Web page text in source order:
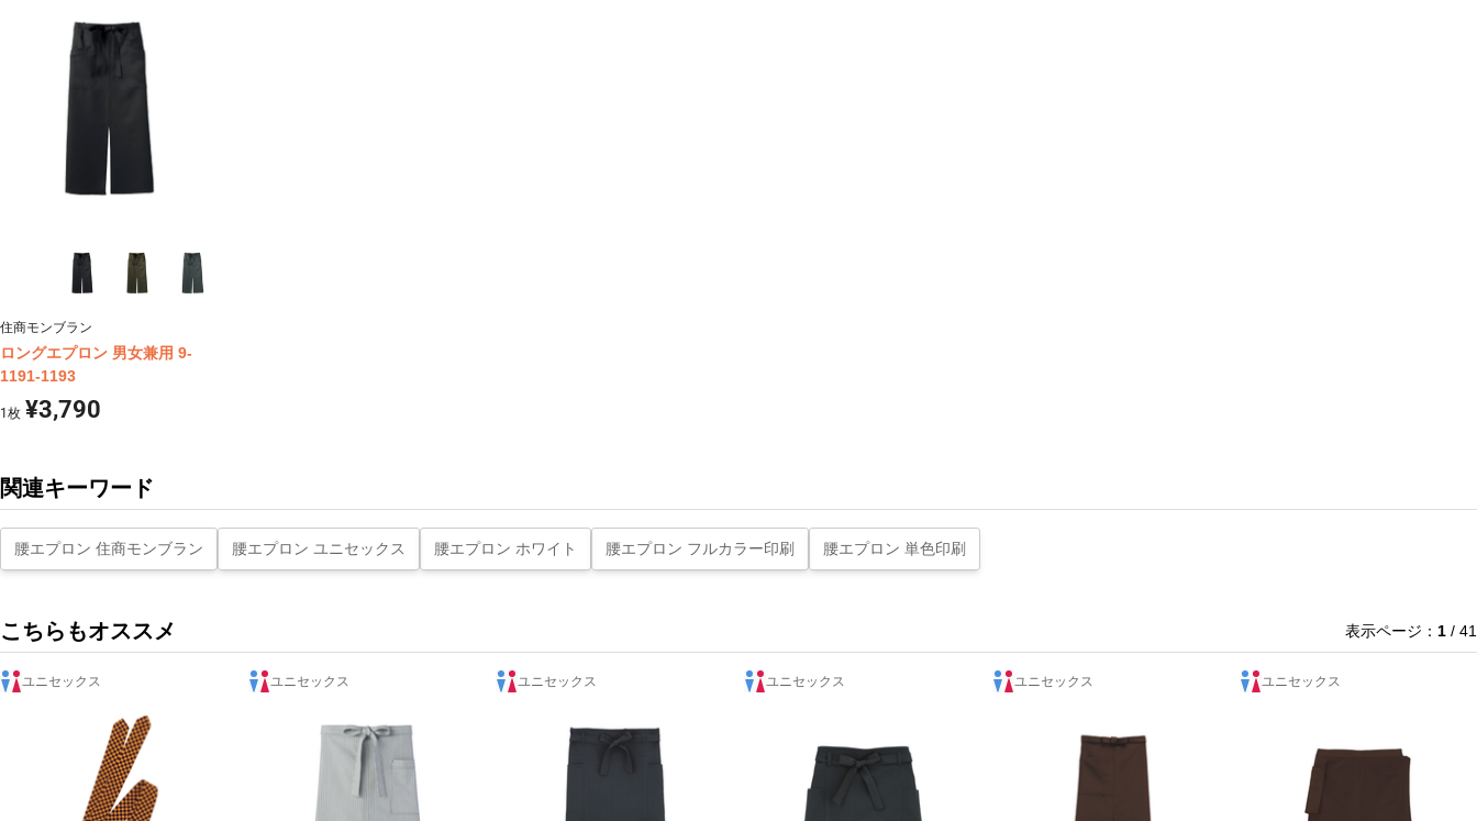
住商モンブラン
ロングエプロン 男女兼用 9-
1191-1193
1 枚 ¥3,790
関連キーワード
腰エプロン 住商モンブラン 腰エプロン ユニセックス 腰エプロン ホワイト 腰エプロン フルカラー印刷 腰エプロン 単色印刷
こちらもオススメ 表示ページ： 1 / 41
ユニセックス ユニセックス ユニセックス ユニセックス ユニセックス ユニセックス